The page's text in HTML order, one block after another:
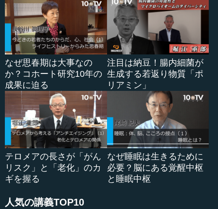
めるようになり、この患者さんはおそらく、自信をお持ち
になったと思います。「ああ、噛めるんだ」と。脳がこの
時、そう判断しているのです。しかも、「このリンゴを噛
んだら飲み込んで良いのだ」と、安全性が確立されたこと
を判断し、それによって嚥下して、飲み込んでいるという
ことです。
現在、誤嚥性肺炎が問題になっています。安心して噛ん
で食べられないと、嚥下を行うことができません。一方、
この方はさらに、噛んで食べて美味しいと感じたり、音が
シャキシャキ鳴ることを聴いたりすることができていま
す。目が見えない中（視覚がなくとも）、脳は音や匂い、
味、硬さという4つの感覚で判断することができるのです。
...
なぜ思春期は大事なの
か？コホート研究10年の
成果に迫る
注目は納豆！腸内細菌が
生成する若返り物質「ポ
リアミン」
テロメアの長さが「がん
リスク」と「老化」のカ
ギを握る
なぜ睡眠は生きるために
必要？脳にある覚醒中枢
と睡眠中枢
人気の講義TOP10